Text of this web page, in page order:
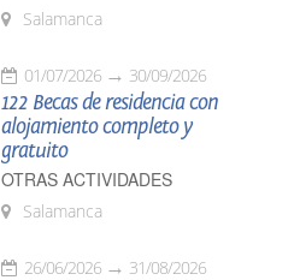
Salamanca
01/07/2026 30/09/2026
122 Becas de residencia con
alojamiento completo y
gratuito
OTRAS ACTIVIDADES
Salamanca
26/06/2026 31/08/2026